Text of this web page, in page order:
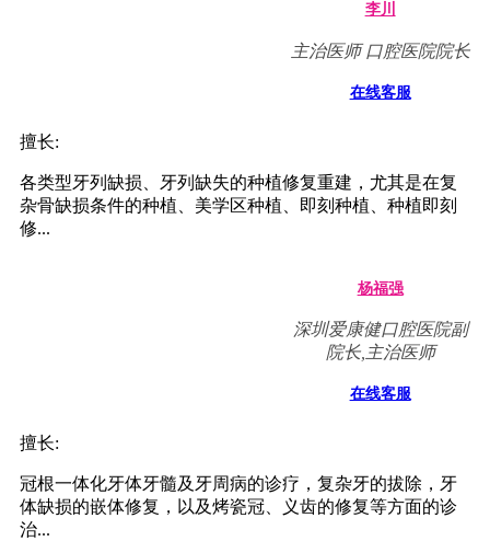
李川
主治医师 口腔医院院长
在线客服
擅长:
各类型牙列缺损、牙列缺失的种植修复重建，尤其是在复
杂骨缺损条件的种植、美学区种植、即刻种植、种植即刻
修...
杨福强
深圳爱康健口腔医院副
院长,主治医师
在线客服
擅长:
冠根一体化牙体牙髓及牙周病的诊疗，复杂牙的拔除，牙
体缺损的嵌体修复，以及烤瓷冠、义齿的修复等方面的诊
治...